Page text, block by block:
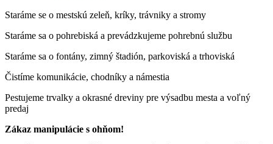
Staráme se o mestskú zeleň, kríky, trávniky a stromy
Staráme sa o pohrebiská a prevádzkujeme pohrebnú službu
Staráme sa o fontány, zimný štadión, parkoviská a trhoviská
Čistíme komunikácie, chodníky a námestia
Pestujeme trvalky a okrasné dreviny pre výsadbu mesta a voľný
predaj
Zákaz manipulácie s ohňom!